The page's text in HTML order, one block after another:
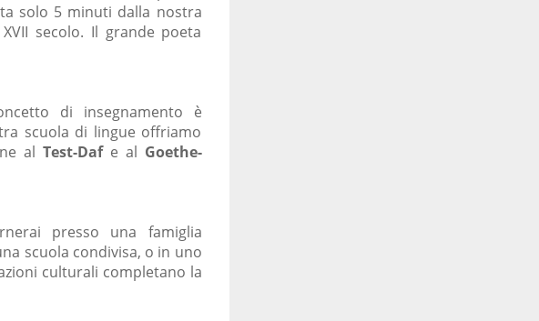
solo 5 minuti dalla nostra
secolo. Il grande poeta
di insegnamento è
scuola di lingue offriamo
al Test-Dafe al Goethe-
presso una famiglia
scuola condivisa, o in uno
culturali completano la